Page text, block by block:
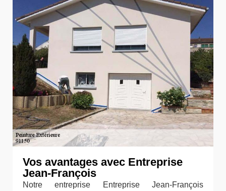
Vos avantages avec Entreprise
Jean-François
Notre entreprise Entreprise Jean-François